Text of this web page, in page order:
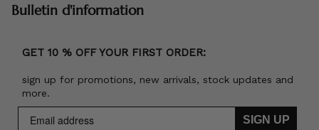
Bulletin d'information
GET 10 % OFF YOUR FIRST ORDER:
sign up for promotions, new arrivals, stock updates and
more.
SIGN UP